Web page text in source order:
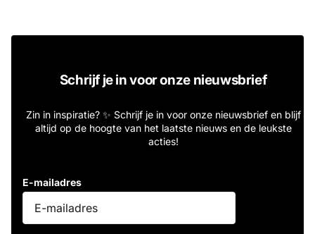
Schrijf je in voor onze nieuwsbrief
Zin in inspiratie? ✨ Schrijf je in voor onze nieuwsbrief en blijf
altijd op de hoogte van het laatste nieuws en de leukste
acties!
E-mailadres